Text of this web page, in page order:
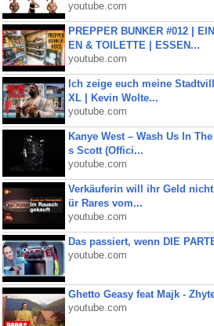
youtube.com
PREPPER BUNKER #012 |
EN & TOILETTE | ESSEN...
youtube.com
Ich zeige euch meine
XL | Kevin Wolte...
youtube.com
Kanye West – Wash Us In
s Scott (Offici...
youtube.com
Verkäuferin will ihr Geld
ür Rares vom...
youtube.com
Das passiert, wenn DIE
youtube.com
Ghetto Geasy feat Majk -
youtube.com